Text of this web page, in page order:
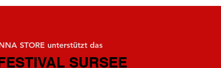
STORE unterstützt das
SURSEE
SURSEE